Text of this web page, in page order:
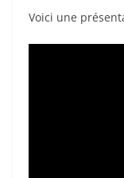
Voici une